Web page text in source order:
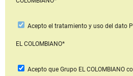
Acepto el tratamiento y uso del dato
EL COLOMBIANO*
Acepto que Grupo EL COLOMBIANO